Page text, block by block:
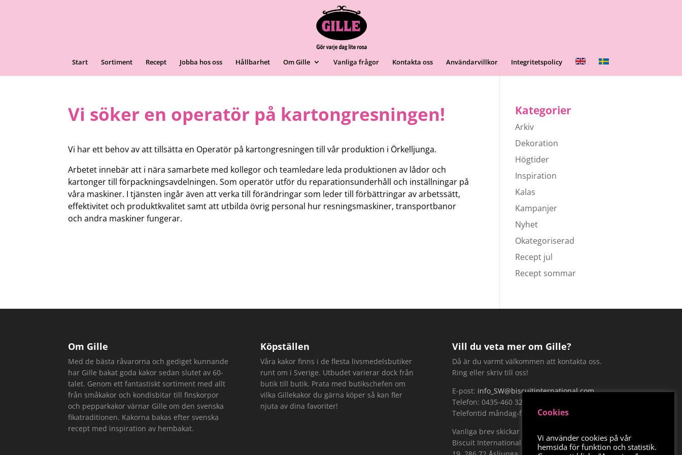
Start Sortiment Recept Jobba hos oss Hållbarhet Om Gille Vanliga frågor Kontakta oss Användarvillkor Integritetspolicy
Vi söker en operatör på kartongresningen!
Vi har ett behov av att tillsätta en Operatör på kartongresningen till vår produktion i Örkelljunga.
Arbetet innebär att i nära samarbete med kollegor och teamledare leda produktionen av lådor och
kartonger till förpackningsavdelningen. Som operatör utför du reparationsunderhåll och inställningar på
våra maskiner. I tjänsten ingår även att verka till förändringar som leder till förbättringar av arbetssätt,
effektivitet och produktkvalitet samt att utbilda övrig personal hur resningsmaskiner, transportbanor
och andra maskiner fungerar.
Kategorier
Arkiv
Dekoration
Högtider
Inspiration
Kalas
Kampanjer
Nyhet
Okategoriserad
Recept jul
Recept sommar
Om Gille
Med de bästa råvarorna och gediget kunnande
har Gille bakat goda kakor sedan slutet av 60-
talet. Genom ett fantastiskt sortiment med allt
från småkakor och kondisbitar till finskorpor
och pepparkakor värnar Gille om den svenska
fikatraditionen. Kakorna bakas efter svenska
recept med inspiration av hembakat.
Köpställen
Våra kakor finns i de flesta livsmedelsbutiker
runt om i Sverige. Utbudet varierar dock från
butik till butik. Prata med butikschefen om
vilka Gillekakor du gärna köper så kan fler
njuta av dina favoriter!
Vill du veta mer om Gille?
Då är du varmt välkommen att kontakta oss.
Ring eller skriv till oss!
E-post: info_SW@biscuitinternational.com
Telefon: 0435-460 320.
Telefontid måndag-fredag 9-15
Vanliga brev skickar du till:
Biscuit International Sweden AB, Näckrosvägen
Cookies
Vi använder cookies på vår
hemsida för funktion och statistik.